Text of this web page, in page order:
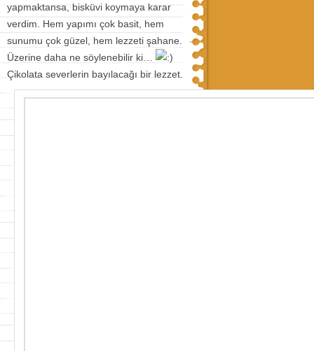
yapmaktansa, bisküvi koymaya karar
verdim. Hem yapımı çok basit, hem
sunumu çok güzel, hem lezzeti şahane.
Üzerine daha ne söylenebilir ki…
Çikolata severlerin bayılacağı bir lezzet.